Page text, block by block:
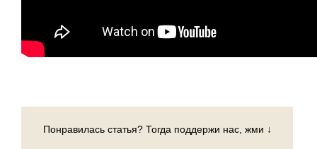
Понравилась статья? Тогда поддержи нас, жми ↓